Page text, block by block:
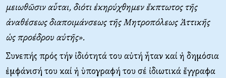
μειωθῶσιν αὗται, διότι ἐκηρύχθημεν ἔκπτωτος τῆς
ἀναθέσεως διαποιμάνσεως τῆς Mητροπόλεως Ἀττικῆς
ὡς προέδρου αὐτῆς».
Συνεπής πρός τήν ἰδιότητά του αὐτή ἦταν καί ἡ δημόσια
ἐμφάνισή του καί ἡ ὑπογραφή του σέ ἰδιωτικά ἔγγραφα